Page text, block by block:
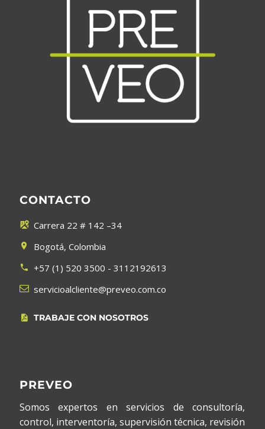
CONTACTO

 Carrera 22 # 142 –34

 Bogotá, Colombia

 +57 (1) 520 3500 - 3112192613

 servicioalcliente@preveo.com.co

 TRABAJE CON NOSOTROS
PREVEO
Somos expertos en servicios de consultoría,
control, interventoría, supervisión técnica, revisión